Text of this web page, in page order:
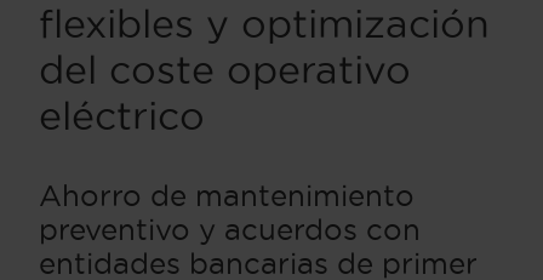
flexibles y optimización
del coste operativo
eléctrico
Ahorro de mantenimiento
preventivo y acuerdos con
entidades bancarias de primer